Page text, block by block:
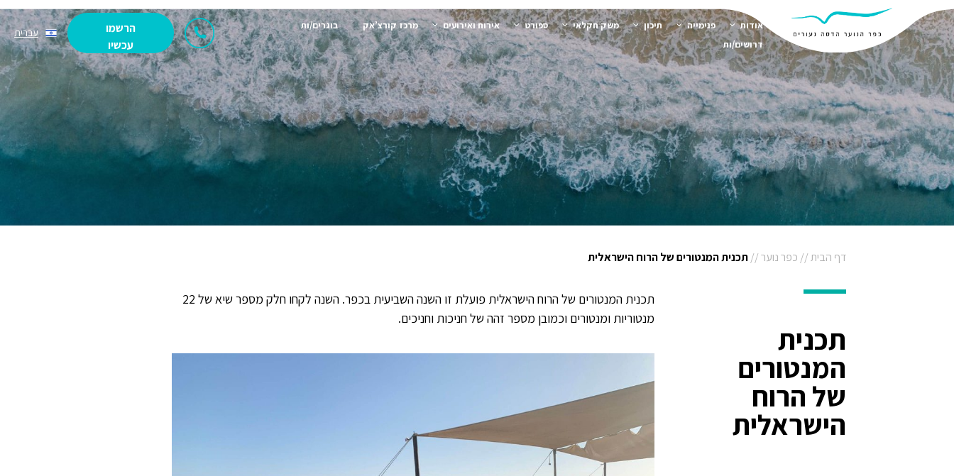
אודות פנימייה תיכון משק חקלאי ספורט אירוח ואירועים מרכז קורצ’אק
בוגרים/ות
דרושים/ות
הרשמו
עכשיו
עברית
דף הבית// כפר נוער//תכנית המנטורים של הרוח הישראלית
תכנית
המנטורים
של הרוח
הישראלית
תכנית המנטורים של הרוח הישראלית פועלת זו השנה השביעית בכפר. השנה לקחו חלק מספר שיא של 22
מנטוריות ומנטורים וכמובן מספר זהה של חניכות וחניכים.